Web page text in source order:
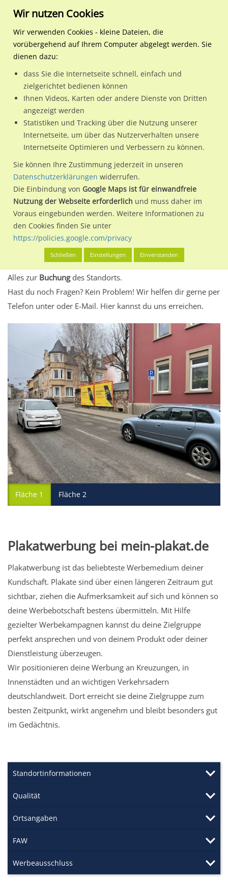
Regionale Plakatwerbung Rheinland-Pfalz
Bad Kreuznach, Stadt
Rüdesheimer Str. 22 /
Nutze günstige Werbemöglichkeiten am Standort
Rüdesheimer Str. 22 / Hofgartenstr.im Ortsteil Innenstadt)
in Bad Kreuznach, Stadt.
Wir erheben für jede unserer Werbeflächen individuelle und
aktuelleStandortinformationenundLeistungswerte. Damit
kannst du dich schon vor der Buchung im Detail über den
Standort, seine Reichweite und Werbewirkung sowie
eventuelle Beschränkungen in den zugelassenen
Werbeinhalten informieren.
Alles klar? Dann findest du direkt im unteren Teil dieser Seite
Alles zur Buchungdes Standorts.
Hast du noch Fragen? Kein Problem! Wir helfen dir gerne per
Telefon unter oder E-Mail. Hier kannst du uns erreichen.
Fläche 1 Fläche 2
Plakatwerbung bei mein-plakat.de
Plakatwerbung ist das beliebteste Werbemedium deiner
Kundschaft. Plakate sind über einen längeren Zeitraum gut
sichtbar, ziehen die Aufmerksamkeit auf sich und können so
deine Werbebotschaft bestens übermitteln. Mit Hilfe
gezielter Werbekampagnen kannst du deine Zielgruppe
perfekt ansprechen und von deinem Produkt oder deiner
Dienstleistung überzeugen.
Wir positionieren deine Werbung an Kreuzungen, in
Innenstädten und an wichtigen Verkehrsadern
deutschlandweit. Dort erreicht sie deine Zielgruppe zum
besten Zeitpunkt, wirkt angenehm und bleibt besonders gut
im Gedächtnis.
Standortinformationen
Qualität
Ortsangaben
FAW
Werbeausschluss
Wir nutzen Cookies
Wir verwenden Cookies - kleine Dateien, die
vorübergehend auf Ihrem Computer abgelegt werden. Sie
dienen dazu:
dass Sie die Internetseite schnell, einfach und
zielgerichtet bedienen können
Ihnen Videos, Karten oder andere Dienste von Dritten
angezeigt werden
Statistiken und Tracking über die Nutzung unserer
Internetseite, um über das Nutzerverhalten unsere
Internetseite Optimieren und Verbessern zu können.
Sie können Ihre Zustimmung jederzeit in unseren
Datenschutzerklärungen widerrufen.
Die Einbindung von Google Maps ist für einwandfreie
Nutzung der Webseite erforderlich und muss daher im
Voraus eingebunden werden. Weitere Informationen zu
den Cookies finden Sie unter
https://policies.google.com/privacy
Schließen Einstellungen Einverstanden